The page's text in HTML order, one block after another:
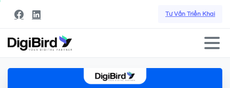
Tư Vấn Triển Khai